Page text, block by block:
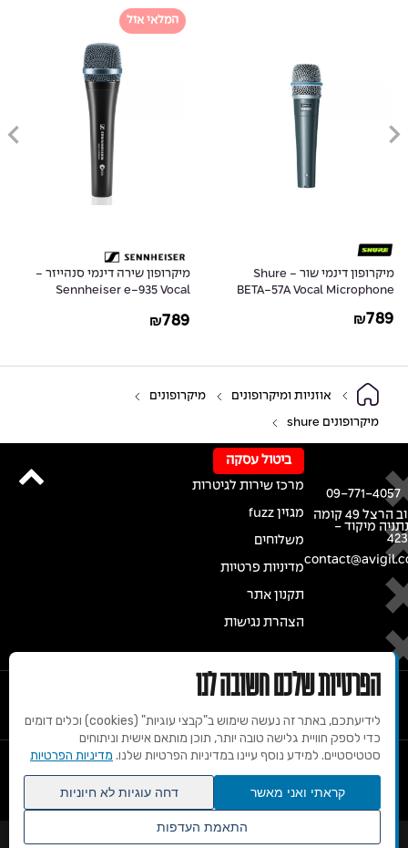
מיקרופון דינמי שור - Shure
BETA-57A Vocal Microphone
₪789
המלאי אזל
מיקרופון שירה דינמי סנהייזר -
Sennheiser e-935 Vocal
₪789
אוזניות ומיקרופונים מיקרופונים
מיקרופונים shure
רחוב הרצל 49 קומה
מיקוד -
09-771-4057
ביטול עסקה
מרכז שירות לגיטרות
מגזין fuzz
משלוחים
מדיניות פרטיות
תקנון אתר
הצהרת נגישות
הפרטיות שלכם חשובה לנו
לידיעתכם, באתר זה נעשה שימוש ב"קבצי עוגיות" (cookies) וכלים דומים
כדי לספק חוויית גלישה טובה יותר, תוכן מותאם אישית וניתוחים
סטטיסטיים. למידע נוסף עיינו במדיניות הפרטיות שלנו. מדיניות הפרטיות
קראתי ואני מאשר דחה עוגיות לא חיוניות
התאמת העדפות